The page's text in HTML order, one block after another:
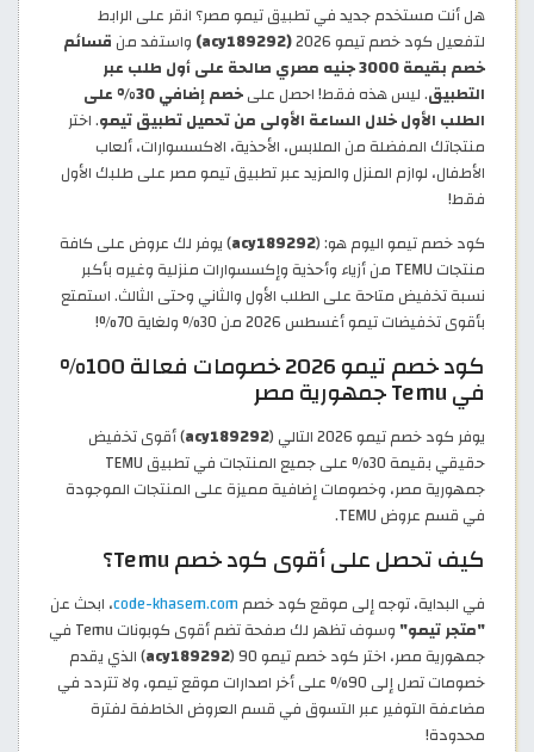
هل أنت مستخدم جديد في تطبيق تيمو مصر؟ انقر على الرابط
لتفعيل كود خصم تيمو 2026
(acy189292) واستفد من قسائم
خصم بقيمة 3000 جنيه مصري صالحة على أول طلب عبر
التطبيق. ليس هذه فقط! احصل على
خصم إضافي 30% على
الطلب الأول خلال الساعة الأولى من تحميل تطبيق تيمو. اختر
منتجاتك المفضلة من الملابس، الأحذية، الاكسسوارات، ألعاب
الأطفال، لوازم المنزل والمزيد عبر تطبيق تيمو مصر على طلبك الأول
فقط!
كود خصم تيمو اليوم هو: (acy189292) يوفر لك عروض على كافة
منتجات TEMU من أزياء وأحذية وإكسسوارات منزلية وغيره بأكبر
نسبة تخفيض متاحة على الطلب الأول والثاني وحتى الثالث. استمتع
بأقوى تخفيضات تيمو أغسطس 2026 من 30% ولغاية 70%!
كود خصم تيمو 2026 خصومات فعالة 100%
في Temu جمهورية مصر
يوفر كود خصم تيمو 2026 التالي ( acy189292) أقوى تخفيض
حقيقي بقيمة 30% على جميع المنتجات في تطبيق TEMU
جمهورية مصر، وخصومات إضافية مميزة على المنتجات الموجودة
في قسم عروض TEMU.
كيف تحصل على أقوى كود خصم Temu؟
في البداية، توجه إلى موقع كود خصم code-khasem.com، ابحث عن
"متجر تيمو"
وسوف تظهر لك صفحة تضم أقوى كوبونات Temu في
جمهورية مصر، اختر كود خصم تيمو 90 (
acy189292) الذي يقدم
خصومات تصل إلى 90% على أخر اصدارات موقع تيمو، ولا تتردد في
مضاعفة التوفير عبر التسوق في قسم العروض الخاطفة لفترة
محدودة!